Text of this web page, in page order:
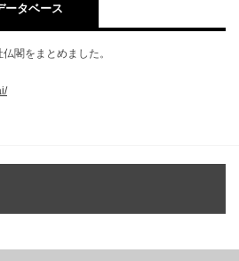
ータベース
閣をまとめました。